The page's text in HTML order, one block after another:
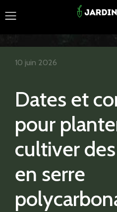
Dates et
pour
cultiver
en serre
10 juin 2026